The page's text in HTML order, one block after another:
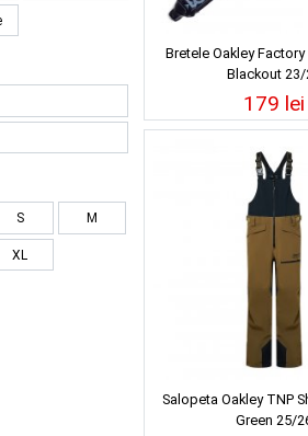
S M
XL
Bretele Oakley
Blackout 23/
179 lei
Salopeta Oakley TNP
Green 25/